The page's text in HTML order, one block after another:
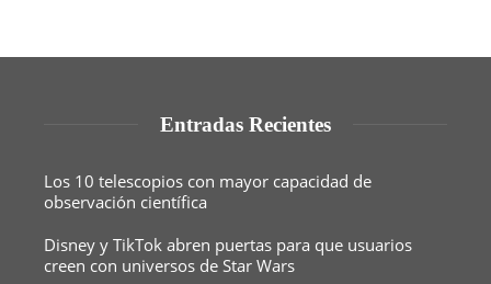
Entradas Recientes
Los 10 telescopios con mayor capacidad de
observación científica
Disney y TikTok abren puertas para que usuarios
creen con universos de Star Wars